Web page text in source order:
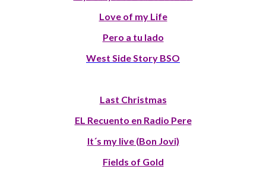
Love of my Life
Pero a tu lado
West Side Story BSO
Last Christmas
EL Recuento en Radio Pere
It´s my live (Bon Jovi)
Fields of Gold